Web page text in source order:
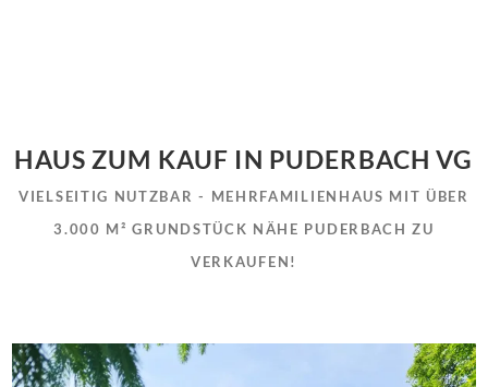
HAUS ZUM KAUF IN PUDERBACH VG
VIELSEITIG NUTZBAR - MEHRFAMILIENHAUS MIT ÜBER
3.000 M² GRUNDSTÜCK NÄHE PUDERBACH ZU
VERKAUFEN!